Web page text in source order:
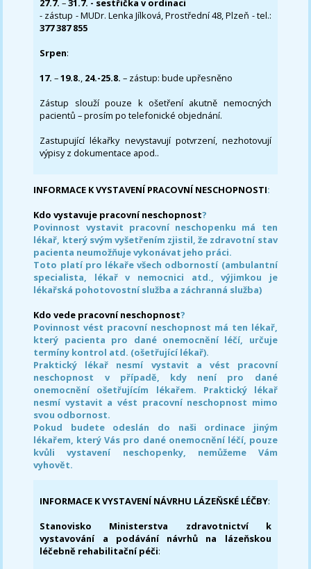
27.7.–31.7. - sestřička v ordinaci
- zástup - MUDr. Lenka Jílková, Prostřední 48, Plzeň - tel.:
377 387 855
Srpen:
17. –19.8., 24.-25.8. – zástup: bude upřesněno
Zástup slouží pouze k ošetření akutně nemocných
pacientů – prosím po telefonické objednání.
Zastupující lékařky nevystavují potvrzení, nezhotovují
výpisy z dokumentace apod..
INFORMACE K VYSTAVENÍ PRACOVNÍ NESCHOPNOSTI:
Kdo vystavuje pracovní neschopnost?
Povinnost vystavit pracovní neschopenku má ten
lékař, který svým vyšetřením zjistil, že zdravotní stav
pacienta neumožňuje vykonávat jeho práci.
Toto platí pro lékaře všech odborností (ambulantní
specialista, lékař v nemocnici atd., výjimkou je
lékařská pohotovostní služba a záchranná služba)
Kdo vede pracovní neschopnost?
Povinnost vést pracovní neschopnost má ten lékař,
který pacienta pro dané onemocnění léčí, určuje
termíny kontrol atd. (ošetřující lékař).
Praktický lékař nesmí vystavit a vést pracovní
neschopnost v případě, kdy není pro dané
onemocnění ošetřujícím lékařem. Praktický lékař
nesmí vystavit a vést pracovní neschopnost mimo
svou odbornost.
Pokud budete odeslán do naši ordinace jiným
lékařem, který Vás pro dané onemocnění léčí, pouze
kvůli vystavení neschopenky, nemůžeme Vám
vyhovět.
INFORMACE K VYSTAVENÍ NÁVRHU LÁZEŇSKÉ LÉČBY:
Stanovisko Ministerstva zdravotnictví k
vystavování a podávání návrhů na lázeňskou
léčebně rehabilitační péči: